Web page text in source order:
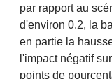
par rapport au
d'environ 0.2, la
en partie la
l'impact négatif
points de